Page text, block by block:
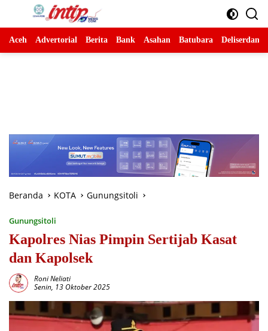
Langsung
Aceh Advertorial Berita Bank Asahan Batubara Deliserdang
Beranda KOTA Gunungsitoli
Gunungsitoli
Kapolres Nias Pimpin Sertijab Kasat
dan Kapolsek
Roni Neliati
Senin, 13 Oktober 2025